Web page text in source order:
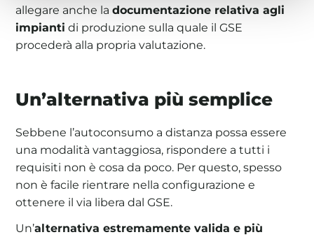
allegare anche ladocumentazione relativa agli
impianti di produzione sulla quale il GSE
procederà alla propria valutazione.
Un’alternativa più semplice
Sebbene l’autoconsumo a distanza possa essere
una modalità vantaggiosa, rispondere a tutti i
requisiti non è cosa da poco. Per questo, spesso
non è facile rientrare nella configurazione e
ottenere il via libera dal GSE.
Un’alternativa estremamente valida e più